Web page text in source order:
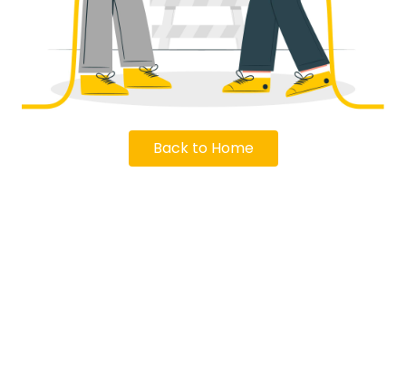
Back to Home